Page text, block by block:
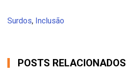
Surdos, Inclusão
POSTS RELACIONADOS